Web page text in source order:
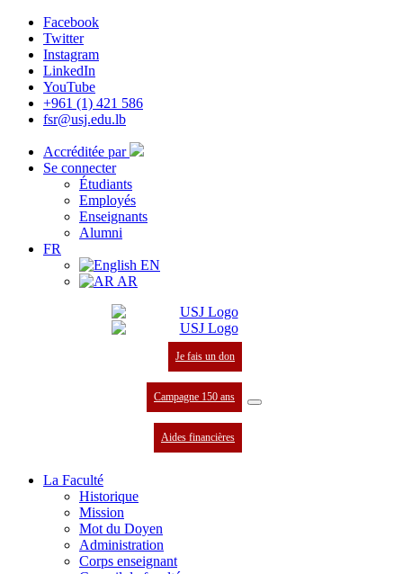
Facebook
Twitter
Instagram
LinkedIn
YouTube
+961 (1) 421 586
fsr@usj.edu.lb
Accréditée par
Se connecter
Étudiants
Employés
Enseignants
Alumni
FR
EN
AR
Je fais un don
Campagne 150 ans
Aides financières
La Faculté
Historique
Mission
Mot du Doyen
Administration
Corps enseignant